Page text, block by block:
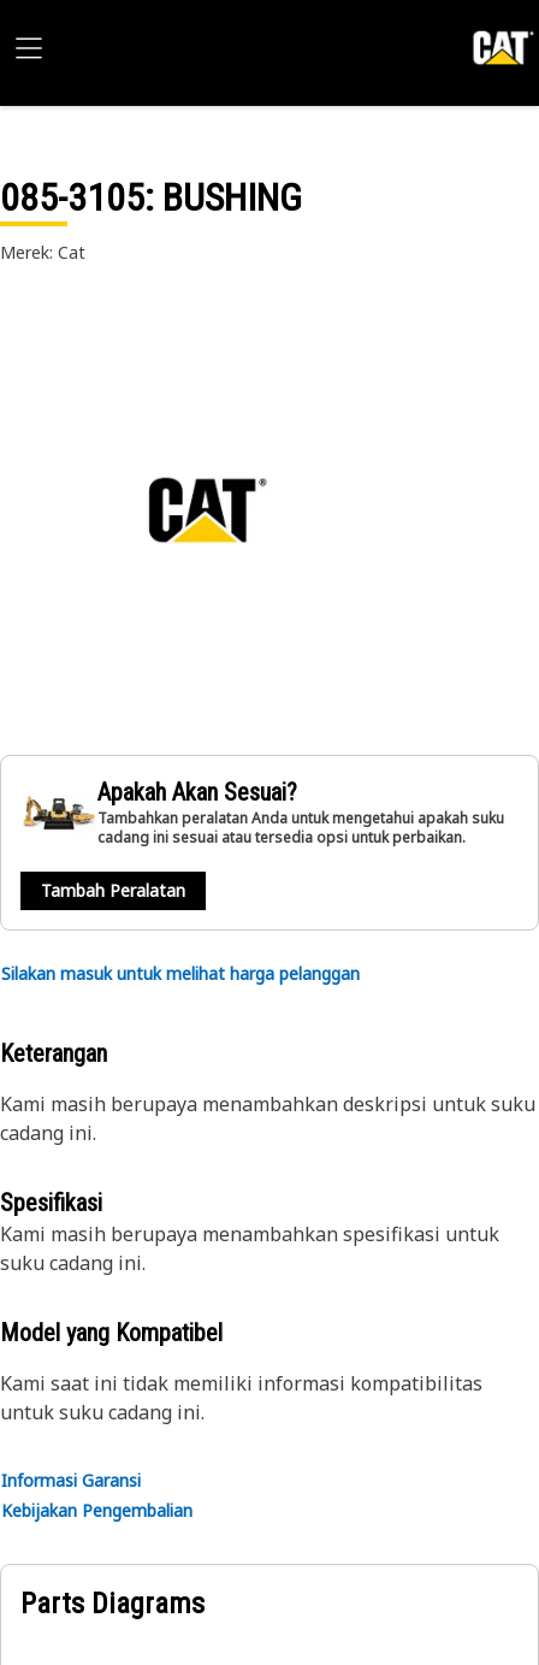
085-3105: BUSHING
Merek: Cat
Apakah Akan Sesuai?
Tambahkan peralatan Anda untuk mengetahui apakah suku
cadang ini sesuai atau tersedia opsi untuk perbaikan.
Tambah Peralatan
Silakan masuk untuk melihat harga pelanggan
Keterangan
Kami masih berupaya menambahkan deskripsi untuk suku
cadang ini.
Spesifikasi
Kami masih berupaya menambahkan spesifikasi untuk
suku cadang ini.
Model yang Kompatibel
Kami saat ini tidak memiliki informasi kompatibilitas
untuk suku cadang ini.
Informasi Garansi
Kebijakan Pengembalian
Parts Diagrams